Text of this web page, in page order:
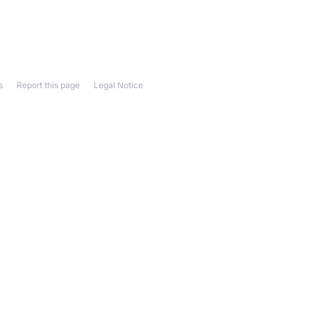
Legal Notice
Report this page